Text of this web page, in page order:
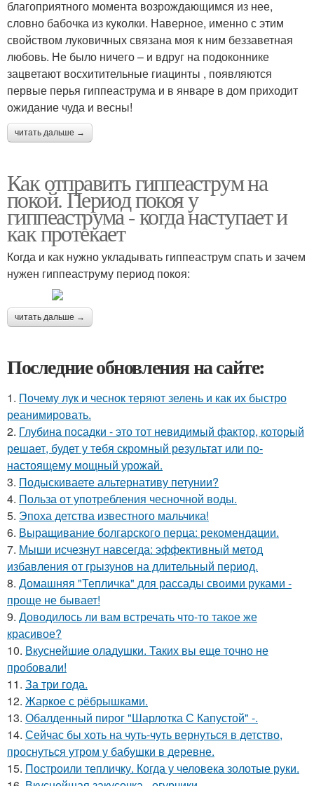
благоприятного момента возрождающимся из нее,
словно бабочка из куколки. Наверное, именно с этим
свойством луковичных связана моя к ним беззаветная
любовь. Не было ничего – и вдруг на подоконнике
зацветают восхитительные гиацинты , появляются
первые перья гиппеаструма и в январе в дом приходит
ожидание чуда и весны!
читать дальше →
Как отправить гиппеаструм на
покой. Период покоя у
гиппеаструма - когда наступает и
как протекает
Когда и как нужно укладывать гиппеаструм спать и зачем
нужен гиппеаструму период покоя:
читать дальше →
Последние обновления на сайте:
1. Почему лук и чеснок теряют зелень и как их быстро
реанимировать.
2. Глубина посадки - это тот невидимый фактор, который
решает, будет у тебя скромный результат или по-
настоящему мощный урожай.
3. Подыскиваете альтернативу петунии?
4. Польза от употребления чесночной воды.
5. Эпоха детства известного мальчика!
6. Выращивание болгарского перца: рекомендации.
7. Мыши исчезнут навсегда: эффективный метод
избавления от грызунов на длительный период.
8. Домашняя "Тепличка" для рассады своими руками -
проще не бывает!
9. Доводилось ли вам встречать что-то такое же
красивое?
10. Вкуснейшие оладушки. Таких вы еще точно не
пробовали!
11. За три года.
12. Жаркое с рёбрышками.
13. Обалденный пирог "Шарлотка С Капустой" -.
14. Сейчас бы хоть на чуть-чуть вернуться в детство,
проснуться утром у бабушки в деревне.
15. Построили тепличку. Когда у человека золотые руки.